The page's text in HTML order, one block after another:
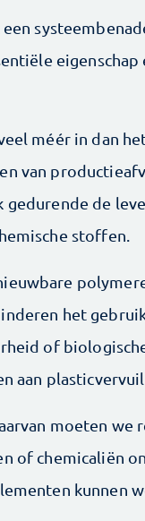
méér in dan
van
de
stoffen.
het
of
aan
moeten we
of chemicaliën
kunnen